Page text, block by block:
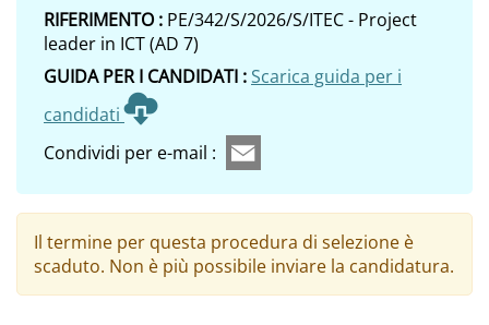
RIFERIMENTO : PE/342/S/2026/S/ITEC - Project
leader in ICT (AD 7)
GUIDA PER I CANDIDATI :Scarica guida per i
candidati
Condividi per e-mail :
Il termine per questa procedura di selezione è
scaduto. Non è più possibile inviare la candidatura.